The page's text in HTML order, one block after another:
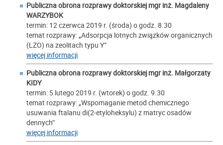
Publiczna obrona rozprawy doktorskiej mgr inż. Magdaleny
WARZYBOK
termin: 12 czerwca 2019 r. (środa) o godz. 8.30
temat rozprawy: „Adsorpcja lotnych związków organicznych
(LZO) na zeolitach typu Y”
więcej informacji
Publiczna obrona rozprawy doktorskiej mgr inż. Małgorzaty
KIDY
termin: 5 lutego 2019 r. (wtorek) o godz. 9.30
temat rozprawy: „Wspomaganie metod chemicznego
usuwania ftalanu di(2-etyloheksylu) z matryc osadów
dennych”
więcej informacji